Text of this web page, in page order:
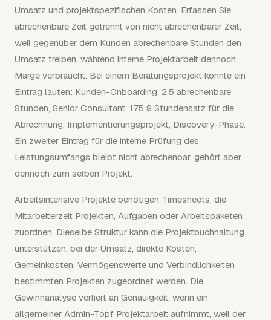
Umsatz und projektspezifischen Kosten. Erfassen Sie
abrechenbare Zeit getrennt von nicht abrechenbarer Zeit,
weil gegenüber dem Kunden abrechenbare Stunden den
Umsatz treiben, während interne Projektarbeit dennoch
Marge verbraucht. Bei einem Beratungsprojekt könnte ein
Eintrag lauten: Kunden-Onboarding, 2,5 abrechenbare
Stunden, Senior Consultant, 175 $ Stundensatz für die
Abrechnung, Implementierungsprojekt, Discovery-Phase.
Ein zweiter Eintrag für die interne Prüfung des
Leistungsumfangs bleibt nicht abrechenbar, gehört aber
dennoch zum selben Projekt.
Arbeitsintensive Projekte benötigen Timesheets, die
Mitarbeiterzeit Projekten, Aufgaben oder Arbeitspaketen
zuordnen. Dieselbe Struktur kann die Projektbuchhaltung
unterstützen, bei der Umsatz, direkte Kosten,
Gemeinkosten, Vermögenswerte und Verbindlichkeiten
bestimmten Projekten zugeordnet werden. Die
Gewinnanalyse verliert an Genauigkeit, wenn ein
allgemeiner Admin-Topf Projektarbeit aufnimmt, weil der